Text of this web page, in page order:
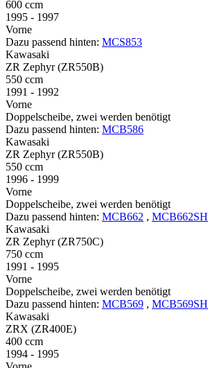
600 ccm
1995 - 1997
Vorne
Dazu passend hinten: MCS853
Kawasaki
ZR Zephyr (ZR550B)
550 ccm
1991 - 1992
Vorne
Doppelscheibe, zwei werden benötigt
Dazu passend hinten: MCB586
Kawasaki
ZR Zephyr (ZR550B)
550 ccm
1996 - 1999
Vorne
Doppelscheibe, zwei werden benötigt
Dazu passend hinten: MCB662 , MCB662SH
Kawasaki
ZR Zephyr (ZR750C)
750 ccm
1991 - 1995
Vorne
Doppelscheibe, zwei werden benötigt
Dazu passend hinten: MCB569 , MCB569SH
Kawasaki
ZRX (ZR400E)
400 ccm
1994 - 1995